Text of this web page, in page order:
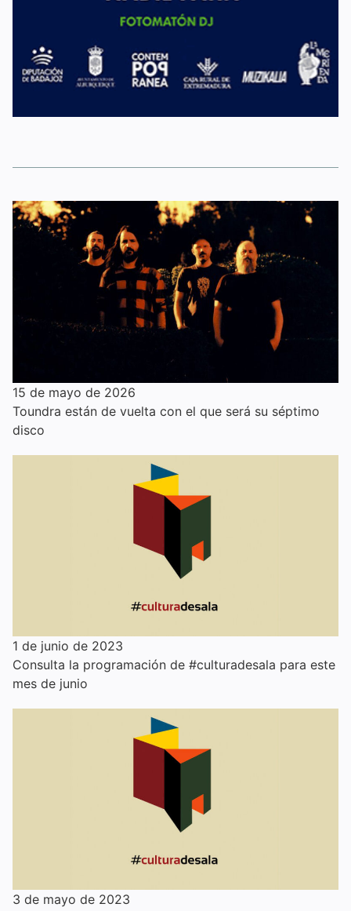
15 de mayo de 2026
Toundra están de vuelta con el que será su séptimo
disco
1 de junio de 2023
Consulta la programación de #culturadesala para este
mes de junio
3 de mayo de 2023